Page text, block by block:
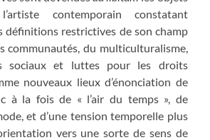
contemporain constatant
définitions restrictives de son champ
communautés, du multiculturalisme,
sociaux et luttes pour les droits
nouveaux lieux d’énonciation de
à la fois de « l’air du temps », de
et d’une tension temporelle plus
vers une sorte de sens de